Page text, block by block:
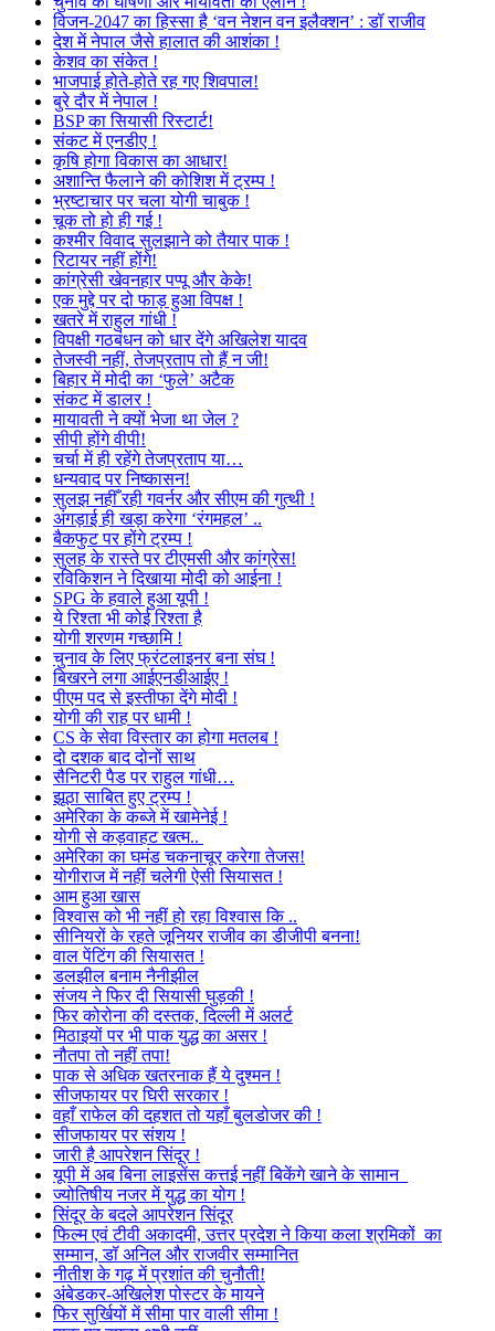
विजन-2047 का हिस्सा है ‘वन नेशन वन इलैक्शन’ : डॉ राजीव
देश में नेपाल जैसे हालात की आशंका !
केशव का संकेत !
भाजपाई होते-होते रह गए शिवपाल!
बुरे दौर में नेपाल !
BSP का सियासी रिस्टार्ट!
संकट में एनडीए !
कृषि होगा विकास का आधार!
अशान्ति फैलाने की कोशिश में ट्रम्प !
भ्रष्टाचार पर चला योगी चाबुक !
चूक तो हो ही गई !
कश्मीर विवाद सुलझाने को तैयार पाक !
रिटायर नहीं होंगे!
कांग्रेसी खेवनहार पप्पू और केके!
एक मुद्दे पर दो फाड़ हुआ विपक्ष !
खतरे में राहुल गांधी !
विपक्षी गठबंधन को धार देंगे अखिलेश यादव
तेजस्वी नहीं, तेजप्रताप तो हैं न जी!
बिहार में मोदी का ‘फुले’ अटैक
संकट में डालर !
मायावती ने क्यों भेजा था जेल ?
सीपी होंगे वीपी!
चर्चा में ही रहेंगे तेजप्रताप या…
धन्यवाद पर निष्कासन!
सुलझ नहीँ रही गवर्नर और सीएम की गुत्थी !
अंगड़ाई ही खड़ा करेगा ‘रंगमहल’ ..
बैकफुट पर होंगे ट्रम्प !
सुलह के रास्ते पर टीएमसी और कांग्रेस!
रविकिशन ने दिखाया मोदी को आईना !
SPG के हवाले हुआ यूपी !
ये रिश्ता भी कोई रिश्ता है
योगी शरणम गच्छामि !
चुनाव के लिए फ्रंटलाइनर बना संघ !
बिखरने लगा आईएनडीआईए !
पीएम पद से इस्तीफा देंगे मोदी !
योगी की राह पर धामी !
CS के सेवा विस्तार का होगा मतलब !
दो दशक बाद दोनों साथ
सैनिटरी पैड पर राहुल गांधी…
झूठा साबित हुए ट्रम्प !
अमेरिका के कब्जे में खामेनेई !
योगी से कड़वाहट खत्म..
अमेरिका का घमंड चकनाचूर करेगा तेजस!
योगीराज में नहीं चलेगी ऐसी सियासत !
आम हुआ खास
विश्वास को भी नहीं हो रहा विश्वास कि ..
सीनियरों के रहते जूनियर राजीव का डीजीपी बनना!
वाल पेंटिंग की सियासत !
डलझील बनाम नैनीझील
संजय ने फिर दी सियासी घुड़की !
फिर कोरोना की दस्तक, दिल्ली में अलर्ट
मिठाइयों पर भी पाक युद्ध का असर !
नौतपा तो नहीं तपा!
पाक से अधिक खतरनाक हैं ये दुश्मन !
सीजफायर पर घिरी सरकार !
वहाँ राफेल की दहशत तो यहाँ बुलडोजर की !
सीजफायर पर संशय !
जारी है आपरेशन सिंदूर !
यूपी में अब बिना लाइसेंस कत्तई नहीं बिकेंगे खाने के सामान
ज्योतिषीय नजर में युद्ध का योग !
सिंदूर के बदले आपरेशन सिंदूर
फिल्म एवं टीवी अकादमी, उत्तर प्रदेश ने किया कला श्रमिकों का
सम्मान, डॉ अनिल और राजवीर सम्मानित
नीतीश के गढ़ में प्रशांत की चुनौती!
अंबेडकर-अखिलेश पोस्टर के मायने
फिर सुर्खियों में सीमा पार वाली सीमा !